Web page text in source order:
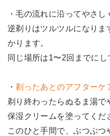
・毛の流れに沿ってやさし
逆剃りはツルツルになり
かります。
同じ場所は1〜2回までにし
・ 剃ったあとのアフターケ
剃り終わったらぬるま湯で
保湿クリームを塗ってくだ
このひと手間で、ぶつぶ